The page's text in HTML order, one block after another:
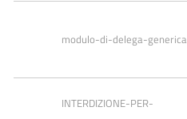
modulo-di-delega-generica
INTERDIZIONE-PER-